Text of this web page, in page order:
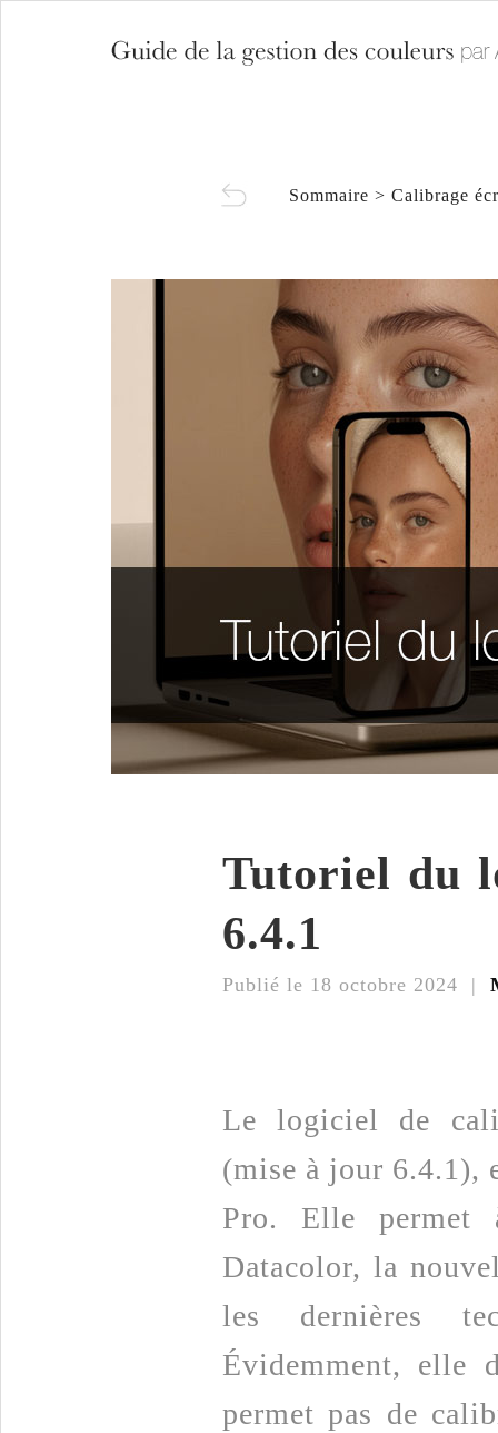
Sommaire > Calibrage
Tutoriel du
6.4.1
Publié le 18 octobre 2024 |
Le logiciel de
(mise à jour 6.4.1),
Pro. Elle permet
Datacolor, la
les dernières
Évidemment, elle
permet pas de